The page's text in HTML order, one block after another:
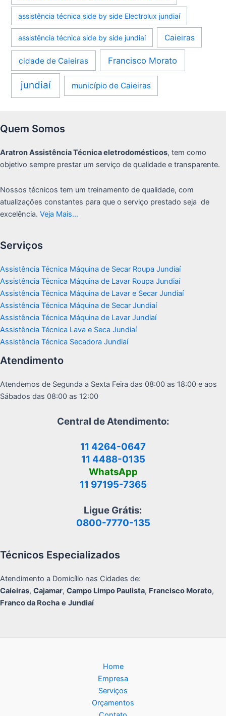
assistência técnica side by side Electrolux jundiaí
assistência técnica side by side jundiaí Caieiras
cidade de Caieiras Francisco Morato
jundiaí município de Caieiras
Quem Somos
Aratron Assistência Técnica eletrodomésticos, tem como
objetivo sempre prestar um serviço de qualidade e transparente.
Nossos técnicos tem um treinamento de qualidade, com
atualizações constantes para que o serviço prestado seja de
excelência. Veja Mais…
Serviços
Assistência Técnica Máquina de Secar Roupa Jundiaí
Assistência Técnica Máquina de Lavar Roupa Jundiaí
Assistência Técnica Máquina de Lavar e Secar Jundiaí
Assistência Técnica Máquina de Secar Jundiaí
Assistência Técnica Máquina de Lavar Jundiaí
Assistência Técnica Lava e Seca Jundiaí
Assistência Técnica Secadora Jundiaí
Atendimento
Atendemos de Segunda a Sexta Feira das 08:00 as 18:00 e aos
Sábados das 08:00 as 12:00
Central de Atendimento:
11 4264-0647
11 4488-0135
WhatsApp
11 97195-7365
Ligue Grátis:
0800-7770-135
Técnicos Especializados
Atendimento a Domicílio nas Cidades de:
Caieiras, Cajamar, Campo Limpo Paulista, Francisco Morato,
Franco da Rocha e Jundiaí
Home
Empresa
Serviços
Orçamentos